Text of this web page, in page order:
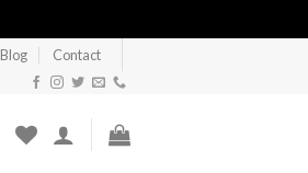
Blog Contact